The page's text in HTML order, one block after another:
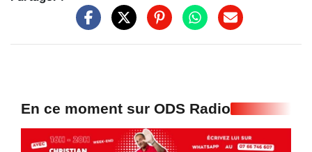
En ce moment sur ODS Radio